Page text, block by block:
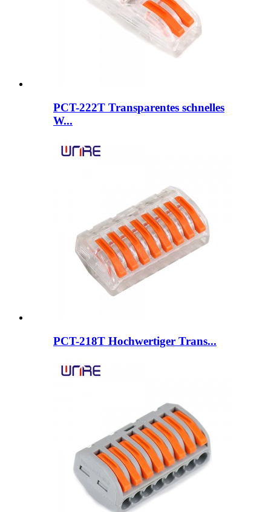
PCT-222T Transparentes schnelles
W...
PCT-218T Hochwertiger Trans...